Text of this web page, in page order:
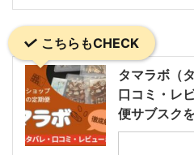
こちらもCHECK
タマラボ（
口コミ・レ
便サブスク